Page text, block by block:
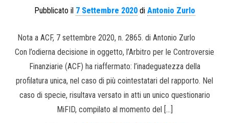
Pubblicato il 7 Settembre 2020di Antonio Zurlo
Nota a ACF, 7 settembre 2020, n. 2865. di Antonio Zurlo
Con l’odierna decisione in oggetto, l’Arbitro per le Controversie
Finanziarie (ACF) ha riaffermato: l’inadeguatezza della
profilatura unica, nel caso di più cointestatari del rapporto. Nel
caso di specie, risultava versato in atti un unico questionario
MiFID, compilato al momento del […]